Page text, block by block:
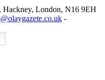
Hackney, London, N16 9EH
-